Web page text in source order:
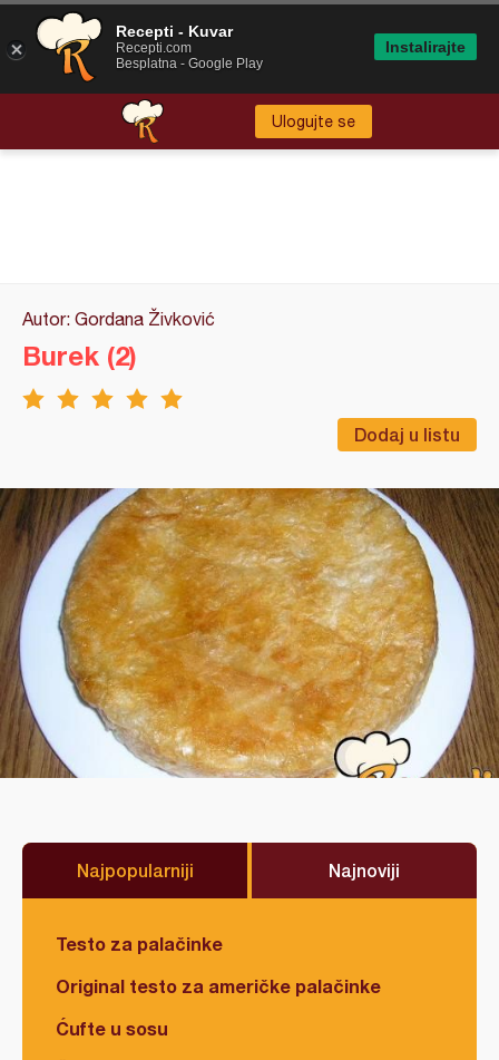
Ulogujte se
Autor: Gordana Živković
Dodaj u listu
Burek (2)
Najpopularniji Najnoviji
Testo za palačinke
Original testo za američke palačinke
Ćufte u sosu
Recepti - Kuvar
Recepti.com
Besplatna - Google Play
Instalirajte